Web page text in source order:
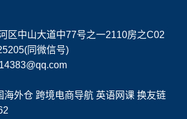
区中山大道中77号之一2110房之C02
同微信号)
海外仓 跨境电商导航 英语网课 换友链